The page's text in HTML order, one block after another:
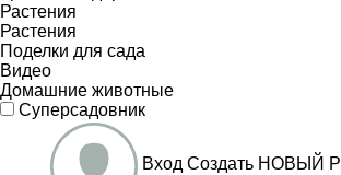
Растения
Растения
Поделки для сада
Видео
Домашние животные
Суперсадовник
Вход Создать НОВЫЙ